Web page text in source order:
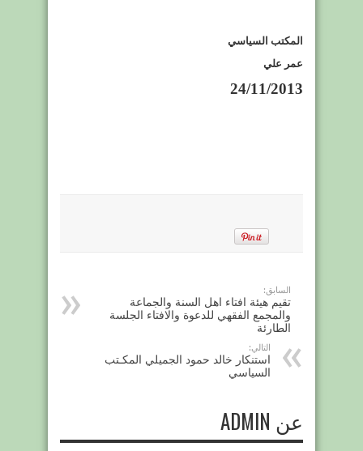
المكتب السياسي
عمر علي
24/11/2013
السابق:
تقيم هيئة افتاء اهل السنة والجماعة
والمجمع الفقهي للدعوة والافتاء الجلسة
الطارئة
التالي:
استنكار خالد حمود الجميلي المكـتب
السياسي
عن ADMIN